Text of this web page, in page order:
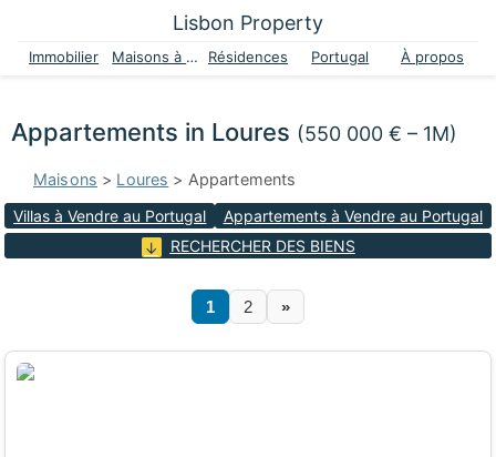
Lisbon Property
Immobilier Maisons à vendre Résidences Portugal À propos
Appartements in Loures (550 000 € – 1M)
Maisons > Loures > Appartements
Villas à Vendre au Portugal
Appartements à Vendre au Portugal
RECHERCHER DES BIENS
1 2 »